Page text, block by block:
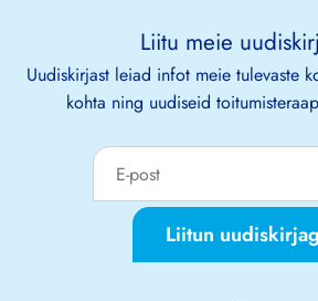
Liitu meie
Uudiskirjast leiad infot meie tulevaste
kohta ning uudiseid
Liitun